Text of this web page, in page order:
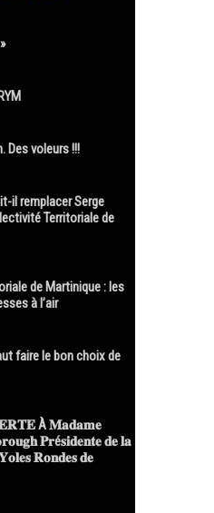
Des voleurs !!!
il remplacer Serge
Territoriale de
de Martinique : les
à l’air
faire le bon choix de
À 𝐌𝐚𝐝𝐚𝐦𝐞
𝐏𝐫é𝐬𝐢𝐝𝐞𝐧𝐭𝐞 𝐝𝐞 𝐥𝐚
𝐑𝐨𝐧𝐝𝐞𝐬 𝐝𝐞